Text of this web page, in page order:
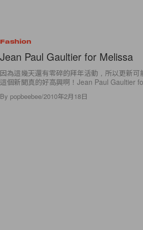
Fashion
Jean Paul Gaultier for Melissa
因為這幾天還有零碎的拜年活動，所以更新
這個新聞真的好高興啊！Jean Paul Gaultier
By popbeebee/2010年2月18日